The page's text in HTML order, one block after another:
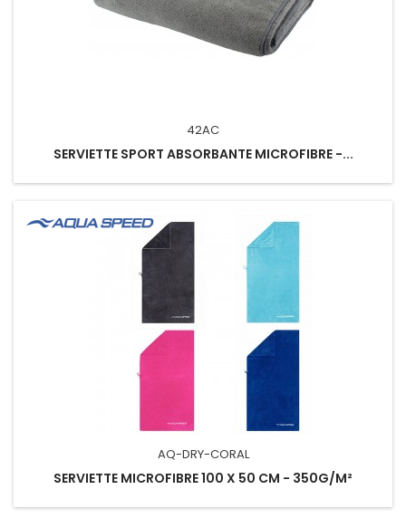
42AC
SERVIETTE SPORT ABSORBANTE MICROFIBRE -...
AQ-DRY-CORAL
SERVIETTE MICROFIBRE 100 X 50 CM - 350G/M²